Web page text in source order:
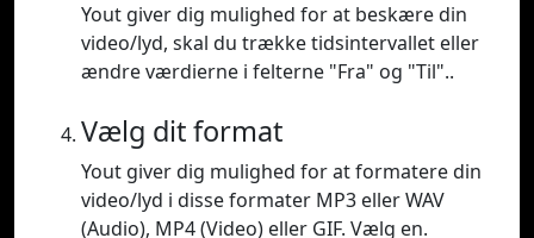
Yout giver dig mulighed for at beskære din
video/lyd, skal du trække tidsintervallet eller
ændre værdierne i felterne "Fra" og "Til"..
Vælg dit format
Yout giver dig mulighed for at formatere din
video/lyd i disse formater MP3 eller WAV
(Audio), MP4 (Video) eller GIF. Vælg en.